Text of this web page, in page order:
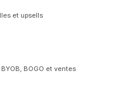
et upsells
BOGO et ventes